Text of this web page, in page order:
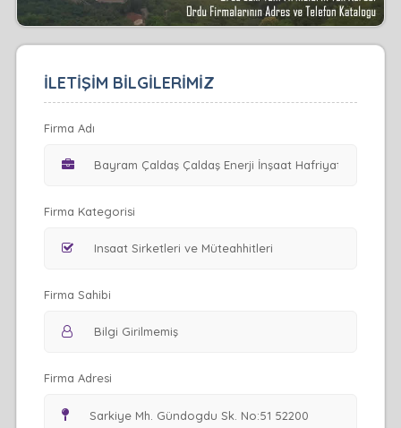
İLETİŞİM BİLGİLERİMİZ
Firma Adı
Firma Kategorisi
Firma Sahibi
Firma Adresi